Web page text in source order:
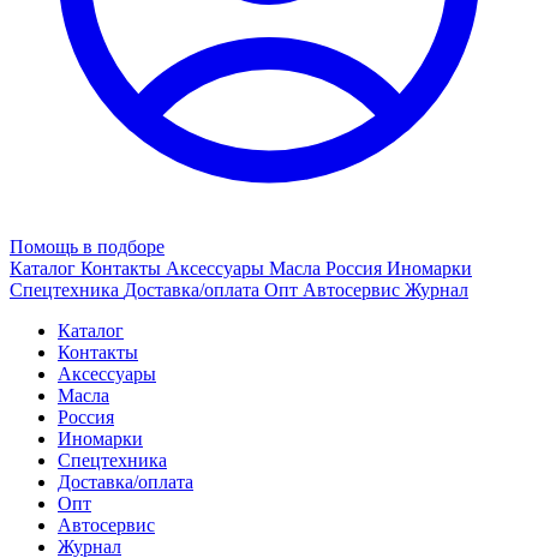
Помощь в подборе
Каталог Контакты Аксессуары Масла Россия Иномарки
Спецтехника Доставка/оплата Опт Автосервис Журнал
Каталог
Контакты
Аксессуары
Масла
Россия
Иномарки
Спецтехника
Доставка/оплата
Опт
Автосервис
Журнал